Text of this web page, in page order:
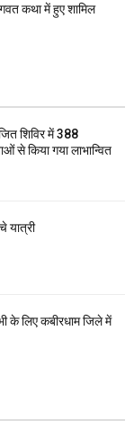
कथा में हुए शामिल
शिविर में 388
से किया गया लाभान्वित
यात्री
के लिए कबीरधाम जिले में